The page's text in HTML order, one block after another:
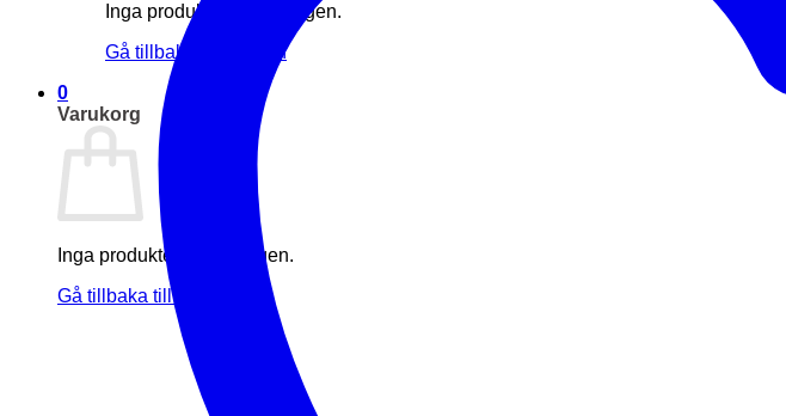
Inga produkter i varukorgen.
Gå tillbaka till butiken
0
Varukorg
Inga produkter i varukorgen.
Gå tillbaka till butiken